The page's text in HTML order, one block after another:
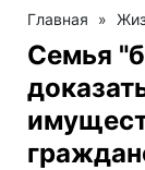
Главная »
Семья